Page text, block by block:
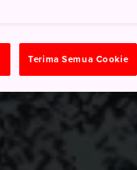
Terima Semua Cookie